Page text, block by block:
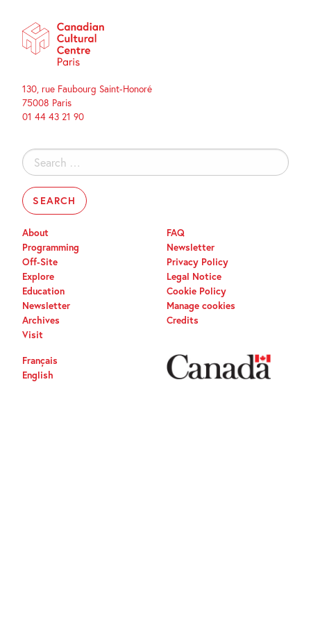
130, rue Faubourg Saint-Honoré
75008 Paris
01 44 43 21 90
Search
for:
About
Programming
Off-Site
Explore
Education
Newsletter
Archives
Visit
FAQ
Newsletter
Privacy Policy
Legal Notice
Cookie Policy
Manage cookies
Credits
Français
English